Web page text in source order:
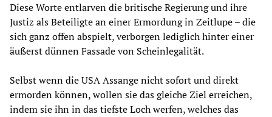
Diese Worte entlarven die britische Regierung und ihre
Justiz als Beteiligte an einer Ermordung in Zeitlupe – die
sich ganz offen abspielt, verborgen lediglich hinter einer
äußerst dünnen Fassade von Scheinlegalität.
Selbst wenn die USA Assange nicht sofort und direkt
ermorden können, wollen sie das gleiche Ziel erreichen,
indem sie ihn in das tiefste Loch werfen, welches das